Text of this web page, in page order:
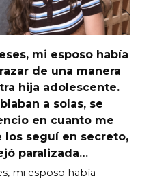
mi esposo había
de una manera
hija adolescente.
a solas, se
en cuanto me
los seguí en secreto,
paralizada…
mi esposo había